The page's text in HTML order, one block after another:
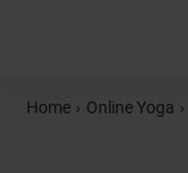
Home › Online Yoga ›